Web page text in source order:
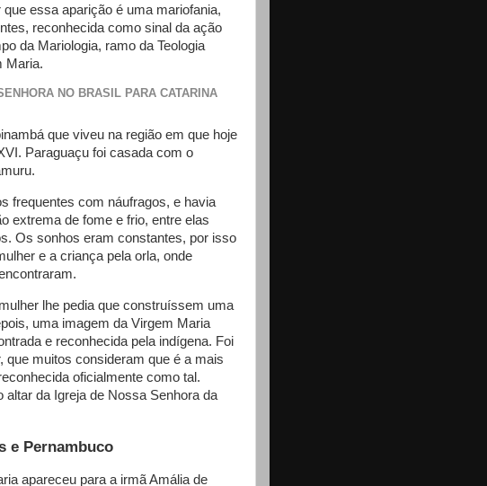
essa aparição é uma mariofania,
reconhecida como sinal da ação
da Mariologia, ramo da Teologia
Maria.
NO BRASIL PARA CATARINA
que viveu na região em que hoje
Paraguaçu foi casada com o
frequentes com náufragos, e havia
extrema de fome e frio, entre elas
Os sonhos eram constantes, por isso
e a criança pela orla, onde
lhe pedia que construíssem uma
uma imagem da Virgem Maria
e reconhecida pela indígena. Foi
que muitos consideram que é a mais
oficialmente como tal.
da Igreja de Nossa Senhora da
e Pernambuco
apareceu para a irmã Amália de